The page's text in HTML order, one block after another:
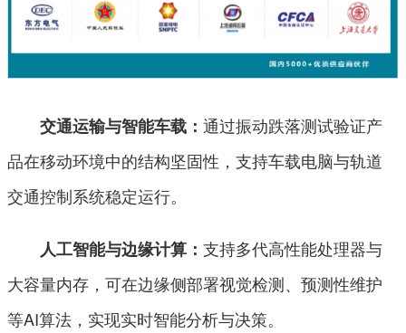
交通运输与智能车载：通过振动跌落测试验证产
品在移动环境中的结构坚固性，支持车载电脑与轨道
交通控制系统稳定运行。
人工智能与边缘计算：支持多代高性能处理器与
大容量内存，可在边缘侧部署视觉检测、预测性维护
等AI算法，实现实时智能分析与决策。